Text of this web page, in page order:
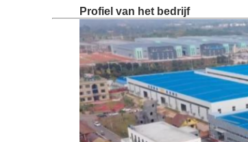
Profiel van het bedrijf